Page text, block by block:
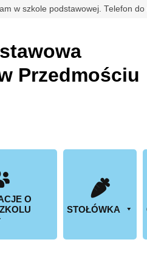
w szkole podstawowej. Telefon do
Przedmościu
O
STOŁÓWKA